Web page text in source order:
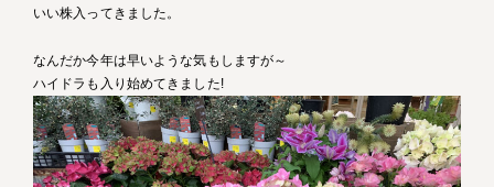
いい株入ってきました。
なんだか今年は早いような気もしますが～
ハイドラも入り始めてきました!